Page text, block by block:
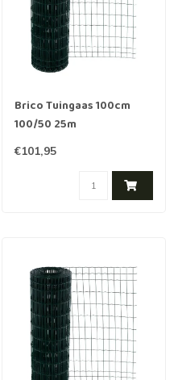
Brico Tuingaas 100cm
100/50 25m
€101,95